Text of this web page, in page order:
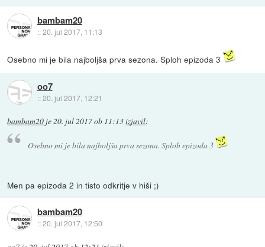
bambam20
::20. jul 2017, 11:13
Osebno mi je bila najboljša prva sezona. Sploh epizoda 3
oo7
::20. jul 2017, 12:21
bambam20 je20. jul 2017 ob 11:13izjavil:
Osebno mi je bila najboljša prva sezona. Sploh epizoda 3
Men pa epizoda 2 in tisto odkritje v hiši ;)
bambam20
::20. jul 2017, 12:50